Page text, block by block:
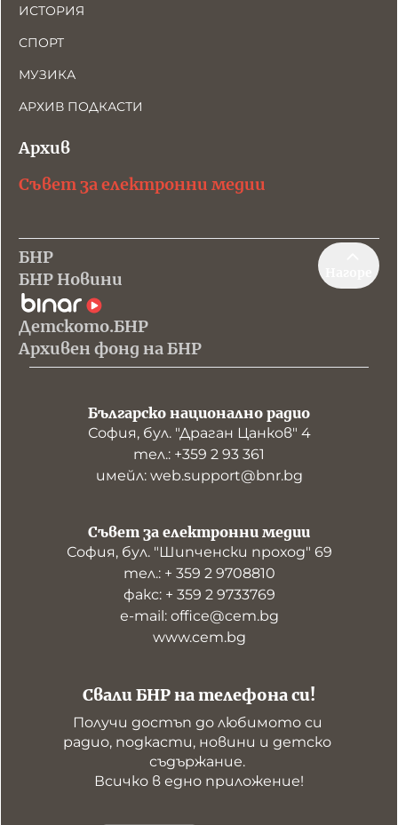
ИСТОРИЯ
СПОРТ
МУЗИКА
АРХИВ ПОДКАСТИ
Архив
Съвет за електронни медии
БНР
БНР Новини
Детското.БНР
Архивен фонд на БНР
Българско национално радио
София, бул. "Драган Цанков" 4
тел.: +359 2 93 361
имейл: web.support@bnr.bg
Свали БНР на телефона си!
Получи достъп до любимото си
радио, подкасти, новини и детско
съдържание.
Всичко в едно приложение!
Съвет за електронни медии
София, бул. "Шипченски проход" 69
тел.: + 359 2 9708810
факс: + 359 2 9733769
е-mail: office@cem.bg
www.cem.bg